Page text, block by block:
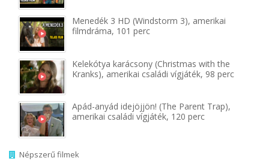
Menedék 3 HD (Windstorm 3), amerikai
filmdráma, 101 perc
Kelekótya karácsony (Christmas with the
Kranks), amerikai családi vígjáték, 98 perc
Apád-anyád idejöjjön! (The Parent Trap),
amerikai családi vígjáték, 120 perc
Népszerű filmek